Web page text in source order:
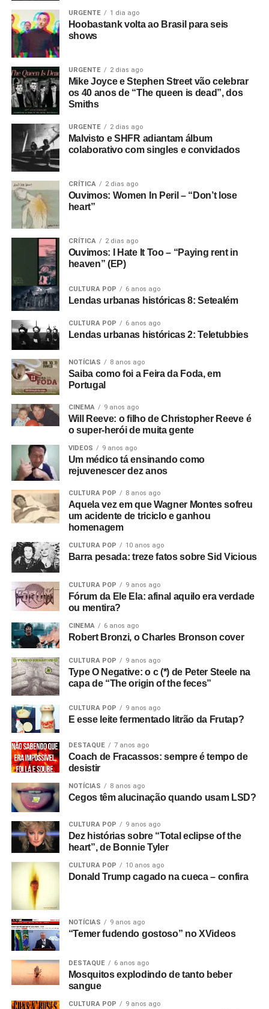
URGENTE 1 dia ago
Hoobastank volta ao Brasil para seis
shows
URGENTE 2 dias ago
Mike Joyce e Stephen Street vão celebrar
os 40 anos de “The queen is dead”, dos
Smiths
URGENTE 2 dias ago
Malvisto e SHFR adiantam álbum
colaborativo com singles e convidados
CRÍTICA 2 dias ago
Ouvimos: Women In Peril – “Don’t lose
heart”
CRÍTICA 2 dias ago
Ouvimos: I Hate It Too – “Paying rent in
heaven” (EP)
CULTURA POP 6 anos ago
Lendas urbanas históricas 8: Setealém
CULTURA POP 6 anos ago
Lendas urbanas históricas 2: Teletubbies
NOTÍCIAS 8 anos ago
Saiba como foi a Feira da Foda, em
Portugal
CINEMA 9 anos ago
Will Reeve: o filho de Christopher Reeve é
o super-herói de muita gente
VIDEOS 9 anos ago
Um médico tá ensinando como
rejuvenescer dez anos
CULTURA POP 8 anos ago
Aquela vez em que Wagner Montes sofreu
um acidente de triciclo e ganhou
homenagem
CULTURA POP 10 anos ago
Barra pesada: treze fatos sobre Sid Vicious
CULTURA POP 9 anos ago
Fórum da Ele Ela: afinal aquilo era verdade
ou mentira?
CINEMA 6 anos ago
Robert Bronzi, o Charles Bronson cover
CULTURA POP 9 anos ago
Type O Negative: o c (*) de Peter Steele na
capa de “The origin of the feces”
CULTURA POP 9 anos ago
E esse leite fermentado litrão da Frutap?
DESTAQUE 7 anos ago
Coach de Fracassos: sempre é tempo de
desistir
NOTÍCIAS 8 anos ago
Cegos têm alucinação quando usam LSD?
CULTURA POP 9 anos ago
Dez histórias sobre “Total eclipse of the
heart”, de Bonnie Tyler
CULTURA POP 10 anos ago
Donald Trump cagado na cueca – confira
NOTÍCIAS 9 anos ago
“Temer fudendo gostoso” no XVideos
DESTAQUE 6 anos ago
Mosquitos explodindo de tanto beber
sangue
CULTURA POP 9 anos ago